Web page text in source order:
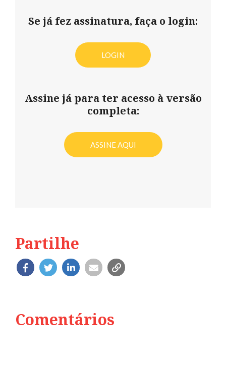
Se já fez assinatura, faça o login:
LOGIN
Assine já para ter acesso à versão
completa:
ASSINE AQUI
Partilhe
Comentários